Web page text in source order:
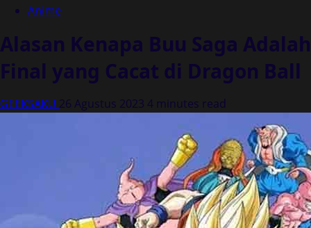
Anime
Alasan Kenapa Buu Saga Adalah
Final yang Cacat di Dragon Ball
GEEKSAKU 26 Agustus 2023 4 minutes read